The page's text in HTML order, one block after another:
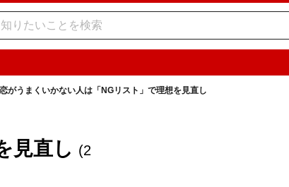
恋がうまくいかない人は「NGリスト」で理想を見直し
見直し (2